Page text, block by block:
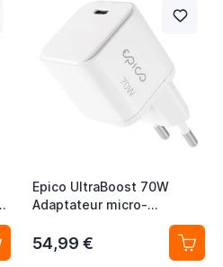
Epico UltraBoost 70W
Adaptateur micro-
54,99 €